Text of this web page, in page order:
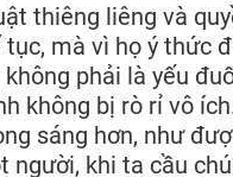
thiêng liêng và
tục, mà vì họ ý thức
phải là yếu
không bị rò rỉ vô
sáng hơn, như
người, khi ta cầu